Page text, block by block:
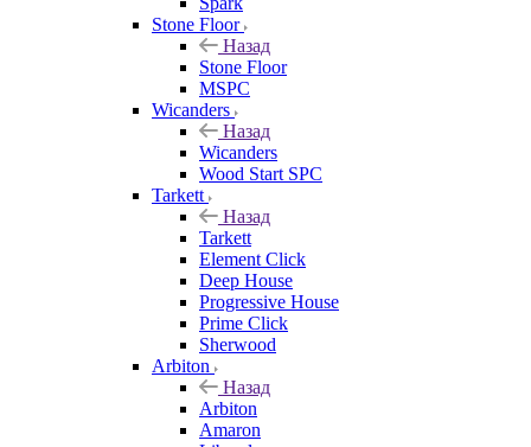
Stone Floor
Назад
Stone Floor
MSPC
Wicanders
Назад
Wicanders
Wood Start SPC
Tarkett
Назад
Tarkett
Element Click
Deep House
Progressive House
Prime Click
Sherwood
Arbiton
Назад
Arbiton
Amaron